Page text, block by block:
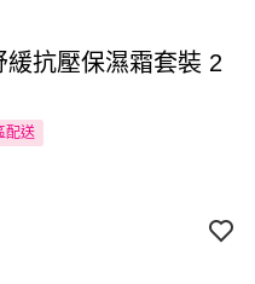
緩抗壓保濕霜套裝 2
配送